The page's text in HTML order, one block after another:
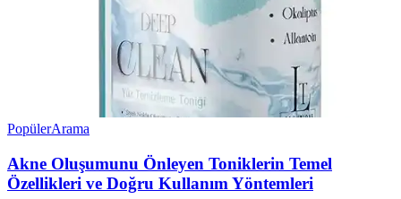
PopülerArama
Akne Oluşumunu Önleyen Toniklerin Temel
Özellikleri ve Doğru Kullanım Yöntemleri